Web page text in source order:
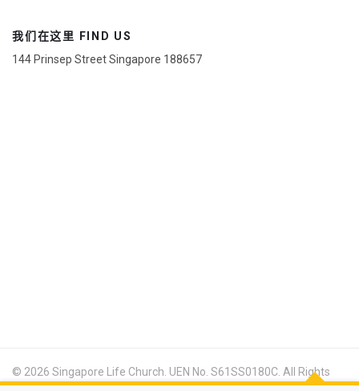
我们在这里 FIND US
144 Prinsep Street Singapore 188657
© 2026 Singapore Life Church. UEN No. S61SS0180C. All Rights
Reserved. Design & Developed by Shine Media Singapore